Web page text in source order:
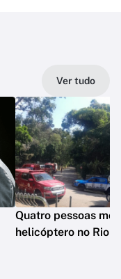
Ver tudo
Quatro pessoas
helicóptero no Rio